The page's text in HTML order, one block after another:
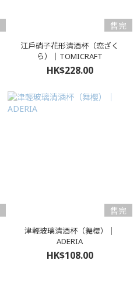
售完
江戶硝子花形清酒杯（恋ざく
ら）｜TOMICRAFT
HK$228.00
售完
津輕玻璃清酒杯（舞櫻）｜
ADERIA
HK$108.00